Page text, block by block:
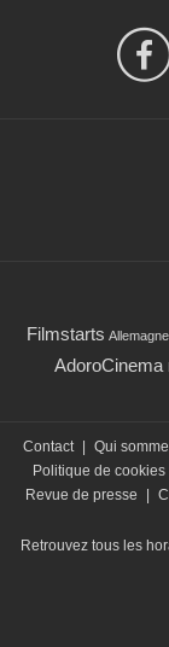
Filmstarts Allemagne
AdoroCinema
Contact | Qui
Politique de cookies
Revue de presse
|
Retrouvez tous les